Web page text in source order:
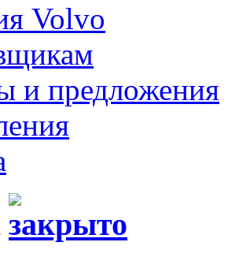
Volvo
и предложения